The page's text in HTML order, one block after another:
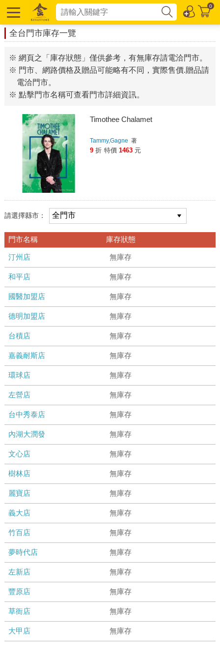
0
全台門市庫存一覽
※ 網頁之「庫存狀態」僅供參考，有無庫存請電洽門市。
※ 門市、網路價格及贈品可能略有不同，實際售價.贈品請
電洽門市。
※ 點擊門市名稱可查看門市詳細資訊。
Timothee Chalamet
Tammy,Gagne 著
9 折 特價 1463 元
請選擇縣市：
門市名稱 庫存狀態
汀州店 無庫存
和平店 無庫存
國醫加盟店 無庫存
德明加盟店 無庫存
台積店 無庫存
嘉義耐斯店 無庫存
環球店 無庫存
左營店 無庫存
台中秀泰店 無庫存
內湖大潤發 無庫存
文心店 無庫存
樹林店 無庫存
麗寶店 無庫存
義大店 無庫存
竹百店 無庫存
夢時代店 無庫存
左新店 無庫存
豐原店 無庫存
草衙店 無庫存
大甲店 無庫存